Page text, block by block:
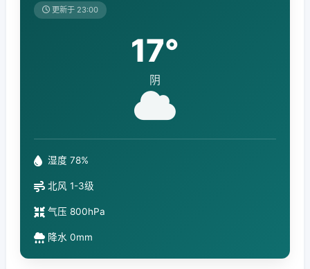
更新于 23:00
17°
阴
湿度 78%
北风 1-3级
气压 800hPa
降水 0mm